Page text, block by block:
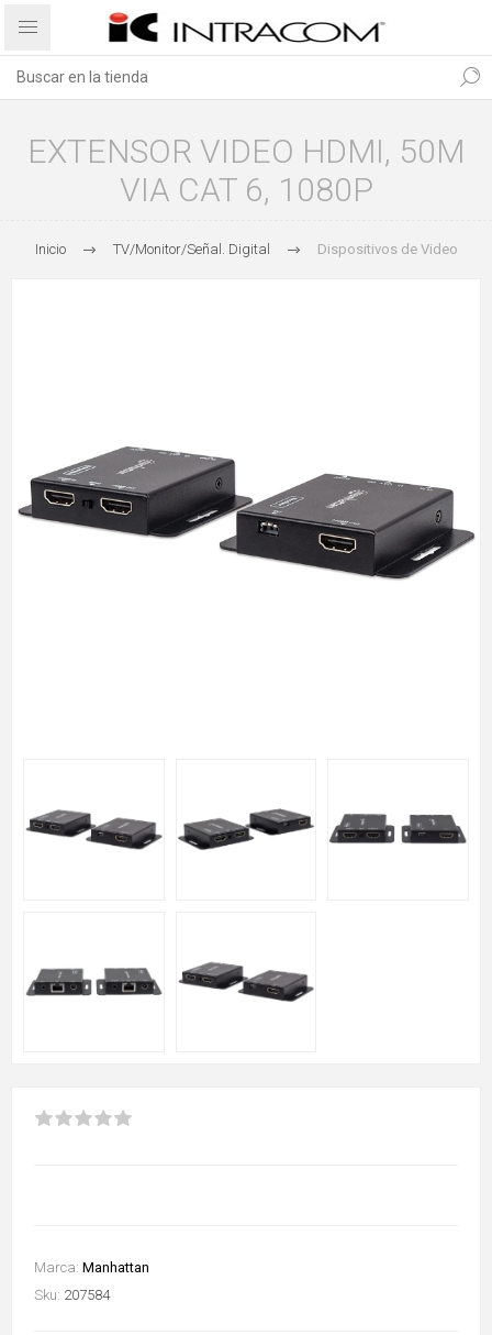
EXTENSOR VIDEO HDMI, 50M
VIA CAT 6, 1080P
Inicio TV/Monitor/Señal. Digital Dispositivos de Video
Marca: Manhattan
Sku: 207584